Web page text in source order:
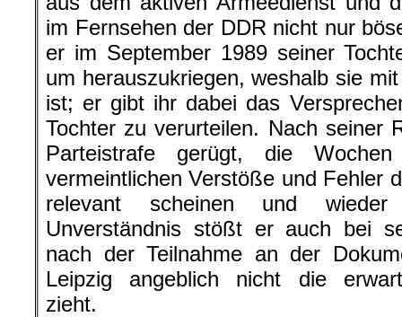
im Fernsehen der DDR nicht nur
er im September 1989 seiner
um herauszukriegen, weshalb sie
ist; er gibt ihr dabei das
Tochter zu verurteilen. Nach seiner
Parteistrafe gerügt, die
vermeintlichen Verstöße und Fehler
relevant scheinen und
Unverständnis stößt er auch bei
nach der Teilnahme an der
Leipzig angeblich nicht die
zieht.